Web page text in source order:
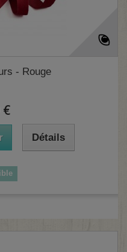
- Rouge
€
Détails